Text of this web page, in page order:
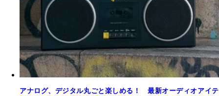
アナログ、デジタル丸ごと楽しめる！ 最新オーディオアイテ